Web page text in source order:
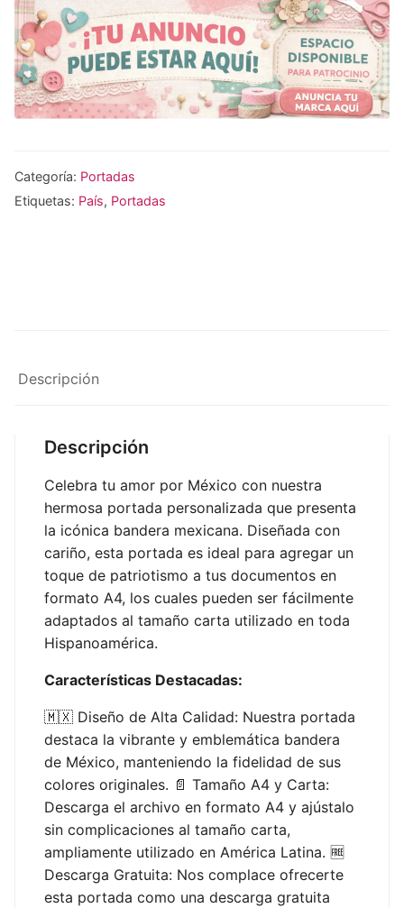
Categoría: Portadas
Etiquetas: País, Portadas
Descripción
Descripción
Celebra tu amor por México con nuestra
hermosa portada personalizada que presenta
la icónica bandera mexicana. Diseñada con
cariño, esta portada es ideal para agregar un
toque de patriotismo a tus documentos en
formato A4, los cuales pueden ser fácilmente
adaptados al tamaño carta utilizado en toda
Hispanoamérica.
Características Destacadas:
🇲🇽 Diseño de Alta Calidad: Nuestra portada
destaca la vibrante y emblemática bandera
de México, manteniendo la fidelidad de sus
colores originales. 📄 Tamaño A4 y Carta:
Descarga el archivo en formato A4 y ajústalo
sin complicaciones al tamaño carta,
ampliamente utilizado en América Latina. 🆓
Descarga Gratuita: Nos complace ofrecerte
esta portada como una descarga gratuita